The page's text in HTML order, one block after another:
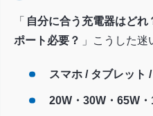
「 自分に合う充電器はどれ
ポート必要？ 」こうした迷
スマホ / タブレット
20W・30W・65W